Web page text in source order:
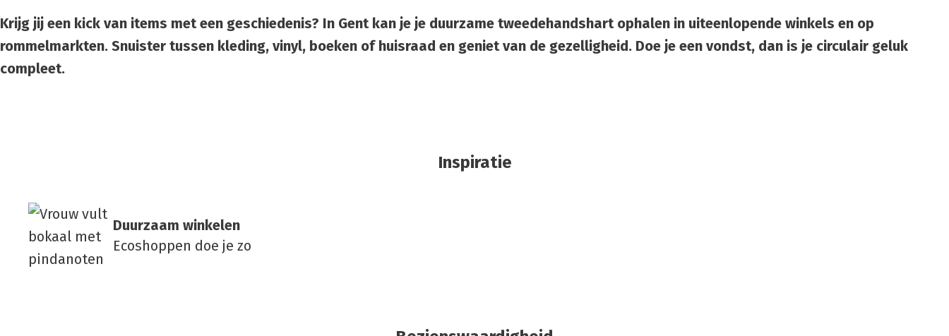
Krijg jij een kick van items met een geschiedenis? In Gent kan je je duurzame tweedehandshart ophalen in uiteenlopende winkels en op
rommelmarkten. Snuister tussen kleding, vinyl, boeken of huisraad en geniet van de gezelligheid. Doe je een vondst, dan is je circulair geluk
compleet.
Inspiratie
Duur­zaam win­ke­len
Ecoshoppen doe je zo